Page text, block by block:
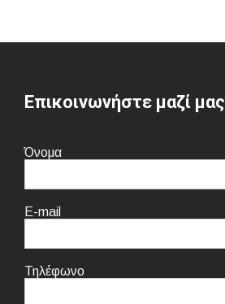
Επικοινωνήστε μαζί μας
Όνομα
E-mail
Τηλέφωνο